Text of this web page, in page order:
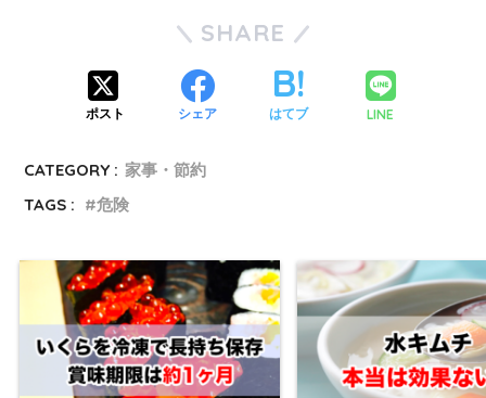
SHARE
ポスト シェア はてブ LINE
CATEGORY : 家事・節約
TAGS :
危険